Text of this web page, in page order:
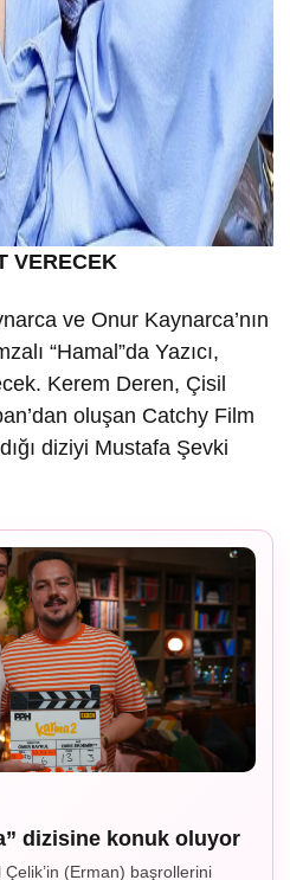
VERECEK
ve Onur Kaynarca’nın
“Hamal”da Yazıcı,
Kerem Deren, Çisil
oluşan Catchy Film
diziyi Mustafa Şevki
dizisine konuk oluyor
Çelik’in (Erman) başrollerini